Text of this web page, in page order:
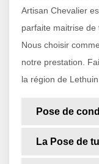
Artisan Chevalier
parfaite maitrise
Nous choisir
notre prestation.
la région de
Pose de
La Pose de